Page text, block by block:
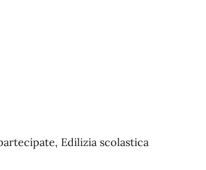
Edilizia scolastica